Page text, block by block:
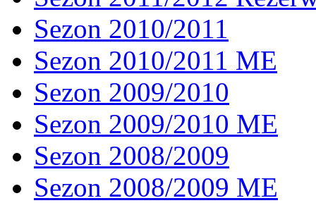
Sezon 2010/2011
Sezon 2010/2011 ME
Sezon 2009/2010
Sezon 2009/2010 ME
Sezon 2008/2009
Sezon 2008/2009 ME